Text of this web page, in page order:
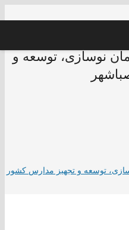
نوسازی، توسعه و
توسعه و تجهیز مدارس کشور